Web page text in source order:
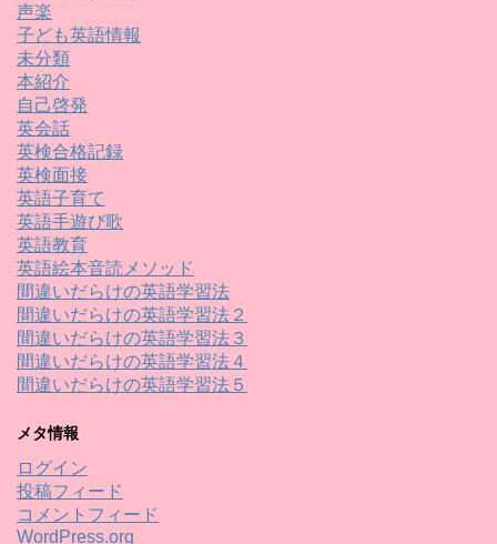
声楽
子ども英語情報
未分類
本紹介
自己啓発
英会話
英検合格記録
英検面接
英語子育て
英語手遊び歌
英語教育
英語絵本音読メソッド
間違いだらけの英語学習法
間違いだらけの英語学習法２
間違いだらけの英語学習法３
間違いだらけの英語学習法４
間違いだらけの英語学習法５
メタ情報
ログイン
投稿フィード
コメントフィード
WordPress.org